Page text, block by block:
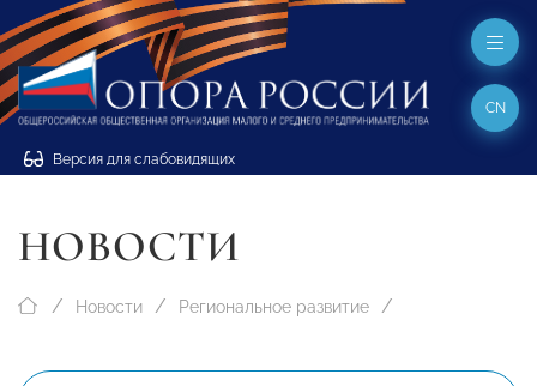
Версия для слабовидящих
CN
НОВОСТИ
Новости Региональное развитие